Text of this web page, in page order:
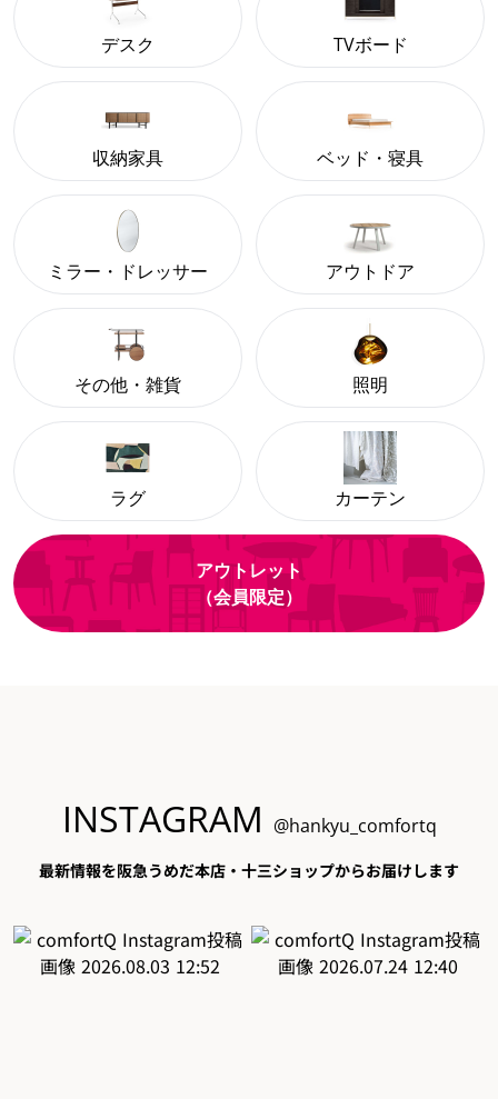
デスク TVボード
収納家具 ベッド・寝具
ミラー・ドレッサー アウトドア
その他・雑貨 照明
ラグ カーテン
アウトレット
（会員限定）
INSTAGRAM @hankyu_comfortq
最新情報を阪急うめだ本店・十三ショップからお届けします